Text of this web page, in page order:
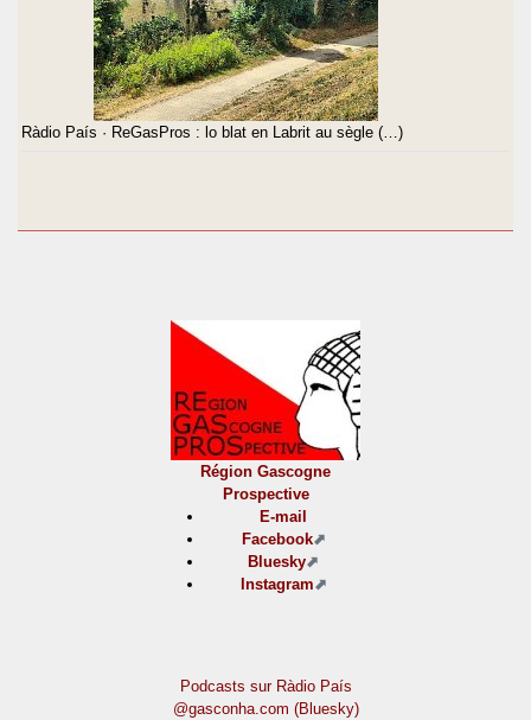
Ràdio País · ReGasPros : lo blat en Labrit au sègle (…)
Région Gascogne
Prospective
E-mail
Facebook
Bluesky
Instagram
Podcasts sur Ràdio País
@gasconha.com (Bluesky)